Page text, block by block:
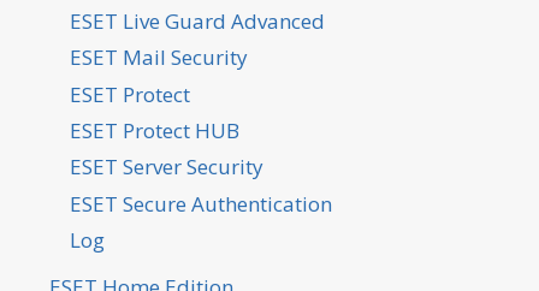
ESET Live Guard Advanced
ESET Mail Security
ESET Protect
ESET Protect HUB
ESET Server Security
ESET Secure Authentication
Log